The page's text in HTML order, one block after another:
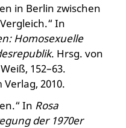
in Berlin zwischen
In
Homosexuelle
. Hrsg. von
152–63.
2010.
In Rosa
der 1970er